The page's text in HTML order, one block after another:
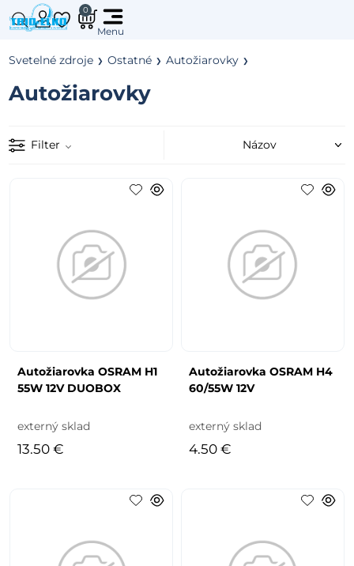
0
Svetelné zdroje Ostatné Autožiarovky
Autožiarovky
Filter
Autožiarovka OSRAM H1
55W 12V DUOBOX
externý sklad
13.50 €
Autožiarovka OSRAM H4
60/55W 12V
externý sklad
4.50 €